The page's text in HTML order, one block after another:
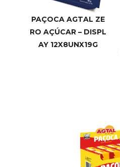
PAÇOCA AGTAL ZE
RO AÇÚCAR – DISPL
AY 12X8UNX19G